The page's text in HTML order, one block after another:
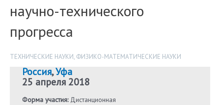
научно-технического
прогресса
ТЕХНИЧЕСКИЕ НАУКИ, ФИЗИКО-МАТЕМАТИЧЕСКИЕ НАУКИ
Россия,Уфа
25 апреля 2018
Форма участия:Дистанционная